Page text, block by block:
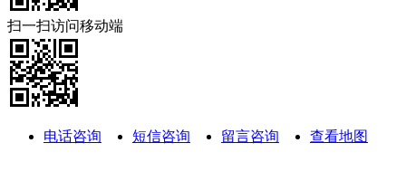
扫一扫访问移动端
电话咨询 短信咨询 留言咨询 查看地图